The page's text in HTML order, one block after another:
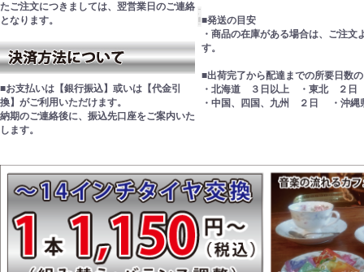
たご注文につきましては、翌営業日のご連絡
となります。
■お支払いは【銀行振込】或いは【代金引
換】がご利用いただけます。
納期のご連絡後に、振込先口座をご案内いた
します。
■発送の目安
・商品の在庫がある場合は、ご注
す。
■出荷完了から配達までの所要日数
・北海道 ３日以上 ・東北 ２日
・中国、四国、九州 ２日 ・沖縄